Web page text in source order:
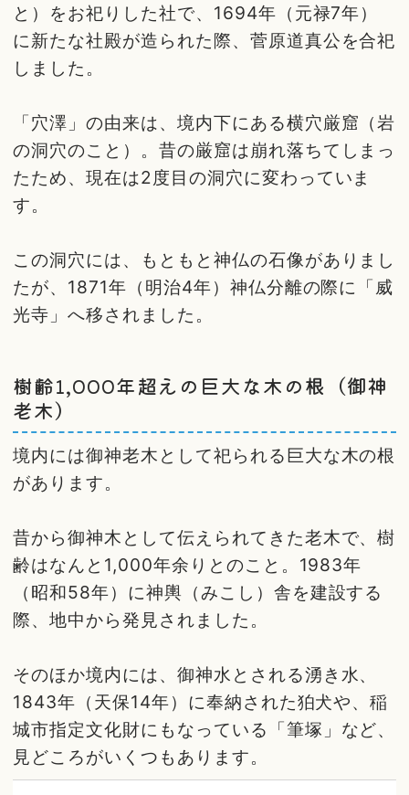
と）をお祀りした社で、1694年（元禄7年）
に新たな社殿が造られた際、菅原道真公を合祀
しました。
「穴澤」の由来は、境内下にある横穴厳窟（岩
の洞穴のこと）。昔の厳窟は崩れ落ちてしまっ
たため、現在は2度目の洞穴に変わっていま
す。
この洞穴には、もともと神仏の石像がありまし
たが、1871年（明治4年）神仏分離の際に「威
光寺」へ移されました。
樹齢1,000年超えの巨大な木の根（御神
老木）
境内には御神老木として祀られる巨大な木の根
があります。
昔から御神木として伝えられてきた老木で、樹
齢はなんと1,000年余りとのこと。1983年
（昭和58年）に神輿（みこし）舎を建設する
際、地中から発見されました。
そのほか境内には、御神水とされる湧き水、
1843年（天保14年）に奉納された狛犬や、稲
城市指定文化財にもなっている「筆塚」など、
見どころがいくつもあります。